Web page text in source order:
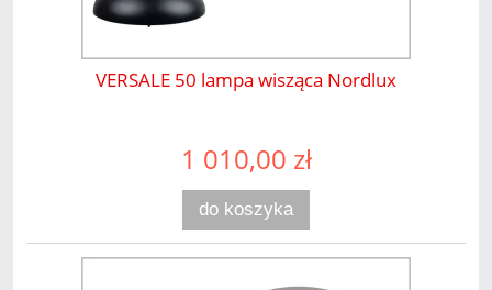
VERSALE 50 lampa wisząca Nordlux
1 010,00 zł
do koszyka